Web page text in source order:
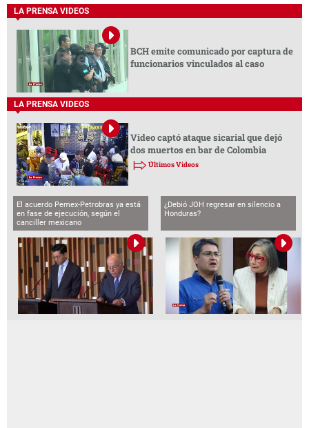
LA PRENSA VIDEOS
BCH emite comunicado por captura de
funcionarios vinculados al caso
LA PRENSA VIDEOS
Video captó ataque sicarial que dejó
dos muertos en bar de Colombia
Últimos Videos
El acuerdo Pemex-Petrobras ya está
en fase de ejecución, según el
canciller mexicano
¿Debió JOH regresar en silencio a
Honduras?